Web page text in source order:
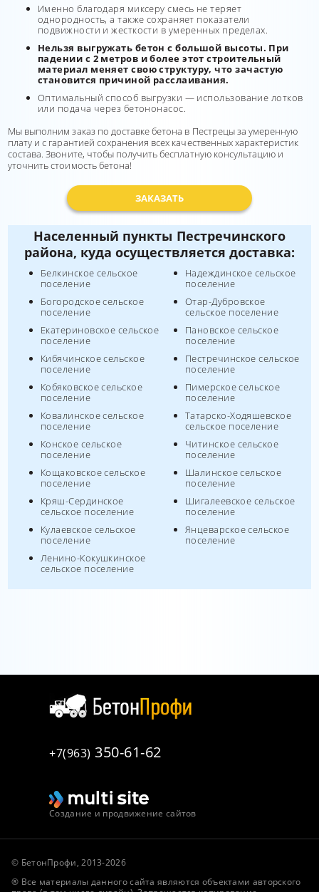
Именно благодаря миксеру смесь не теряет
однородность, а также сохраняет показатели
подвижности и жесткости в умеренных пределах.
Нельзя выгружать бетон с большой высоты. При
падении с 2 метров и более этот строительный
материал меняет свою структуру, что зачастую
становится причиной расслаивания.
Оптимальный способ выгрузки — использование лотков
или подача через бетононасос.
Мы выполним заказ по доставке бетона в Пестрецы за умеренную
плату и с гарантией сохранения всех качественных характеристик
состава. Звоните, чтобы получить бесплатную консультацию и
уточнить стоимость бетона!
ЗАКАЗАТЬ
Населенный пункты Пестречинского
района, куда осуществляется доставка:
Белкинское сельское
поселение
Богородское сельское
поселение
Екатериновское сельское
поселение
Кибячинское сельское
поселение
Кобяковское сельское
поселение
Ковалинское сельское
поселение
Конское сельское
поселение
Кощаковское сельское
поселение
Кряш-Сердинское
сельское поселение
Кулаевское сельское
поселение
Ленино-Кокушкинское
сельское поселение
Надеждинское сельское
поселение
Отар-Дубровское
сельское поселение
Пановское сельское
поселение
Пестречинское сельское
поселение
Пимерское сельское
поселение
Татарско-Ходяшевское
сельское поселение
Читинское сельское
поселение
Шалинское сельское
поселение
Шигалеевское сельское
поселение
Янцеварское сельское
поселение
+7(963) 350-61-62
Создание и продвижение сайтов
© БетонПрофи, 2013-2026
® Все материалы данного сайта являются объектами авторского